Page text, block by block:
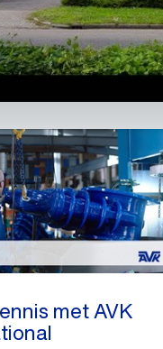
met AVK